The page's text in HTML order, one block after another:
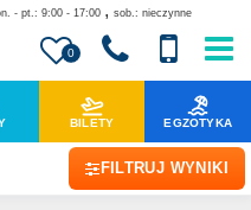
0
- pt.: 9:00 - 17:00 , sob.: nieczynne
BILETY EGZOTYKA
FILTRUJ WYNIKI